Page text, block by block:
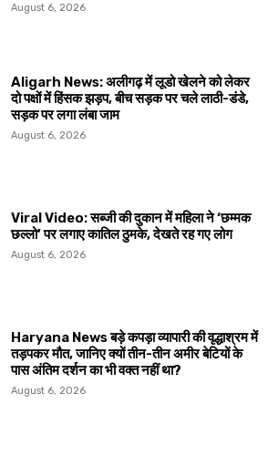
August 6, 2026
Aligarh News: अलीगढ़ में लूडो खेलने को लेकर
दो पक्षों में हिंसक झड़प, बीच सड़क पर चले लाठी-डंडे,
सड़क पर लगा लंबा जाम
August 6, 2026
Viral Video: सब्जी की दुकान में महिला ने ‘छम्मक
छल्लो’ पर लगाए कातिल ठुमके, देखते रह गए लोग
August 6, 2026
Haryana News बड़े कपड़ा व्यापारी की वृद्धाश्रम में
तड़पकर मौत, जानिए क्यों तीन-तीन अमीर बेटियों के
पास अंतिम दर्शन का भी वक्त नहीं था?
August 6, 2026